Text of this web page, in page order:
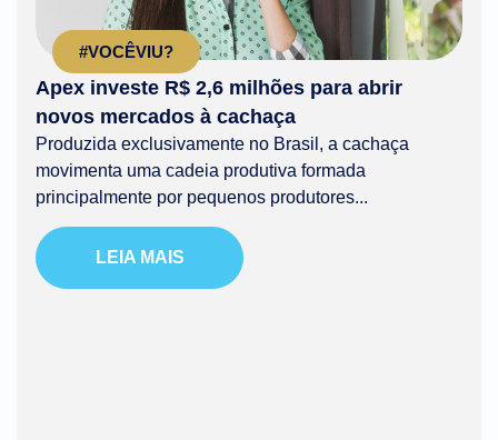
#VOCÊVIU?
Apex investe R$ 2,6 milhões para abrir
novos mercados à cachaça
Produzida exclusivamente no Brasil, a cachaça
movimenta uma cadeia produtiva formada
principalmente por pequenos produtores...
LEIA MAIS